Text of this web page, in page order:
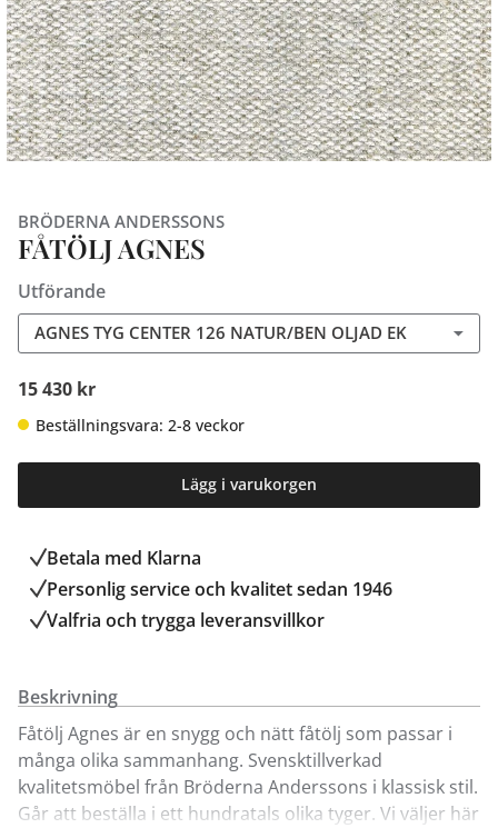
BRÖDERNA ANDERSSONS
FÅTÖLJ AGNES
Utförande
AGNES TYG CENTER 126 NATUR/BEN OLJAD EK
15 430 kr
Beställningsvara: 2-8 veckor
Lägg i varukorgen
Betala med Klarna
Personlig service och kvalitet sedan 1946
Valfria och trygga leveransvillkor
Beskrivning
Fåtölj Agnes är en snygg och nätt fåtölj som passar i
många olika sammanhang. Svensktillverkad
kvalitetsmöbel från Bröderna Anderssons i klassisk stil.
Går att beställa i ett hundratals olika tyger. Vi väljer här